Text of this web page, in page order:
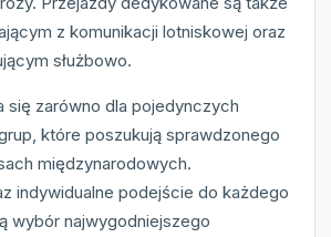
z komunikacji lotniskowej oraz
służbowo.
się zarówno dla pojedynczych
które poszukują sprawdzonego
międzynarodowych.
indywidualne podejście do każdego
wybór najwygodniejszego